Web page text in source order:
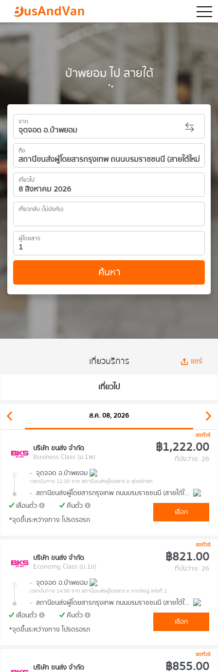
ป่าพยอม ไป สายใต้
จาก
ถึง
เที่ยวไป
เที่ยวกลับ (ไม่บังคับ)
ผู้โดยสาร
ค้นหา
เที่ยวบริการ แชร์
เที่ยวไป
ส.ค. 08, 2026
รถทัวร์
บริษัท ขนส่ง จำกัด
Business Class (ม.1พ)
฿1,222.00
ที่นั่งว่าง: 26
- จุดจอด อ.ป่าพยอม
เวลาต้นทาง 12:30 จาก สถานีขนส่งผู้โดยสาร อ.สุไหงโกลก
-
สถานีขนส่งผู้โดยสารกรุงเทพ ถนนบรมราชชนนี (สายใต้ใหม่)
เลื่อนตั๋ว
คืนตั๋ว
*จุดขึ้นระหว่างทาง โปรดรอรถ
เลือก
รถทัวร์
บริษัท ขนส่ง จำกัด
Economy Class (ม.1ข)
฿821.00
ที่นั่งว่าง: 26
- จุดจอด อ.ป่าพยอม
เวลาต้นทาง 14:00 จาก สถานีขนส่งผู้โดยสาร อ.หาดใหญ่ แห่งที่ 1
-
สถานีขนส่งผู้โดยสารกรุงเทพ ถนนบรมราชชนนี (สายใต้ใหม่)
เลื่อนตั๋ว
คืนตั๋ว
*จุดขึ้นระหว่างทาง โปรดรอรถ
เลือก
รถทัวร์
บริษัท ขนส่ง จำกัด
฿855.00